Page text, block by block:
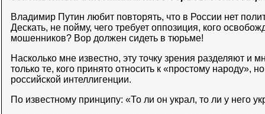
Владимир Путин любит повторять, что в России нет
Дескать, не пойму, чего требует оппозиция, кого
мошенников? Вор должен сидеть в тюрьме!
Насколько мне известно, эту точку зрения разделяют и
только те, кого принято относить к «простому народу»,
российской интеллигенции.
По известному принципу: «То ли он украл, то ли у него